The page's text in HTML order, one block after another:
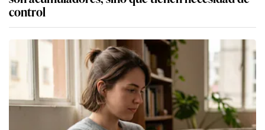
control